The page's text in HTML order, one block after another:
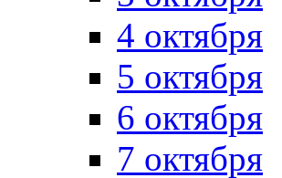
4 октября
5 октября
6 октября
7 октября